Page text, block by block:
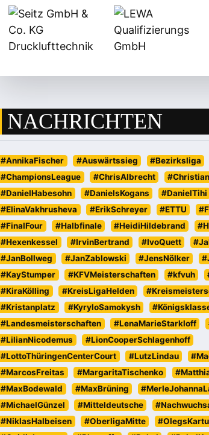
NACHRICHTEN
#AnnikaFischer #Auswärtssieg #Bezirksliga
#ChampionsLeague
#ChrisAlbrecht
#DanielHabesohn
#DanielsKogans #DanielTihi
#ElinaVakhrusheva
#ErikSchreyer #ETTU
#FinalFour
#Halbfinale #HeidiHildebrand
#Hexenkessel
#IrvinBertrand #IvoQuett
#JanBollweg
#JanZablowski #JensNölker
#KayStumper
#KFVMeisterschaften #kfvuh
#KiraKölling
#KreisLigaHelden
#Kristanplatz
#KyryloSamokysh
#Landesmeisterschaften
#LenaMarieStarkloff
#LilianNicodemus
#LionCooperSchlagenhoff
#LottoThüringenCenterCourt
#LutzLindau
#MarcosFreitas
#MargaritaTischenko
#MaxBodewald
#MaxBrüning
#MichaelGünzel
#Mitteldeutsche
#NiklasHalbeisen
#OberligaMitte